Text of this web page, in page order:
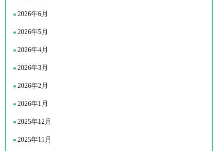
2026年6月
2026年5月
2026年4月
2026年3月
2026年2月
2026年1月
2025年12月
2025年11月